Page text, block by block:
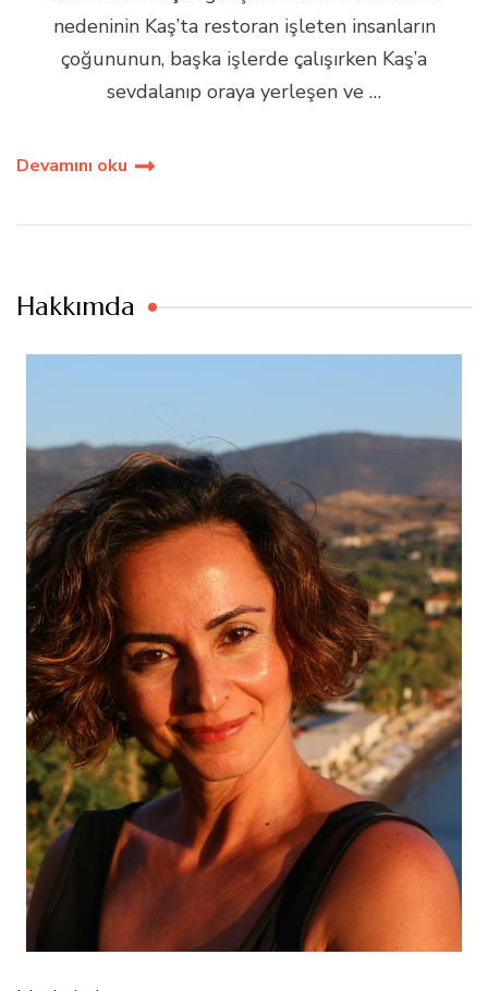
nedeninin Kaş’ta restoran işleten insanların
çoğununun, başka işlerde çalışırken Kaş’a
sevdalanıp oraya yerleşen ve …
Devamını oku
Hakkımda